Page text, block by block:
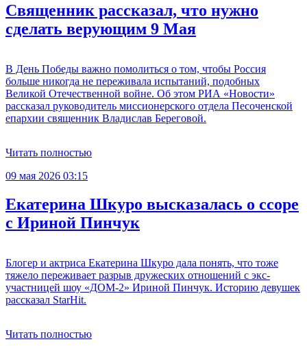
Священник рассказал, что нужно
сделать верующим 9 Мая
В День Победы важно помолиться о том, чтобы Россия
больше никогда не переживала испытаний, подобных
Великой Отечественной войне. Об этом РИА «Новости»
рассказал руководитель миссионерского отдела Песоченской
епархии священник Владислав Береговой.
Читать полностью
09 мая 2026 03:15
Екатерина Шкуро высказалась о ссоре
с Ириной Пинчук
Блогер и актриса Екатерина Шкуро дала понять, что тоже
тяжело переживает разрыв дружеских отношений с экс-
участницей шоу «ДОМ-2» Ириной Пинчук. Историю девушек
рассказал StarHit.
Читать полностью